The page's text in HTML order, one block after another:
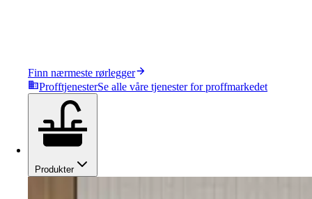
Finn nærmeste rørlegger
ProfftjenesterSe alle våre tjenester for proffmarkedet
Produkter